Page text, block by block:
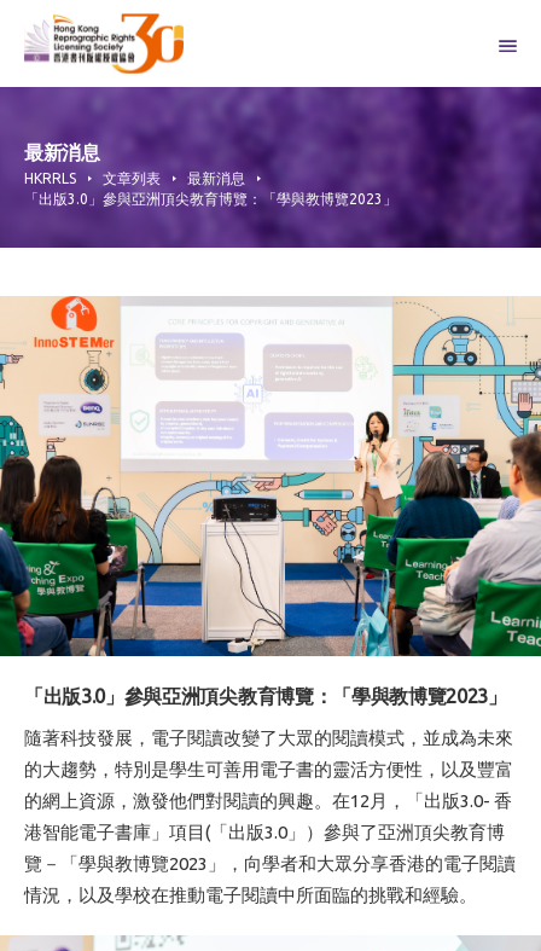
content
最新消息
HKRRLS 文章列表
最新消息
「出版3.0」參與亞洲頂尖教育博覽：「學與教博覽2023」
「出版3.0」參與亞洲頂尖教育博覽：「學與教博覽2023」
隨著科技發展，電子閱讀改變了大眾的閱讀模式，並成為未來
的大趨勢，特別是學生可善用電子書的靈活方便性，以及豐富
的網上資源，激發他們對閱讀的興趣。在12月，「出版3.0- 香
港智能電子書庫」項目(「出版3.0」）參與了亞洲頂尖教育博
覽－「學與教博覽2023」，向學者和大眾分享香港的電子閱讀
情況，以及學校在推動電子閱讀中所面臨的挑戰和經驗。